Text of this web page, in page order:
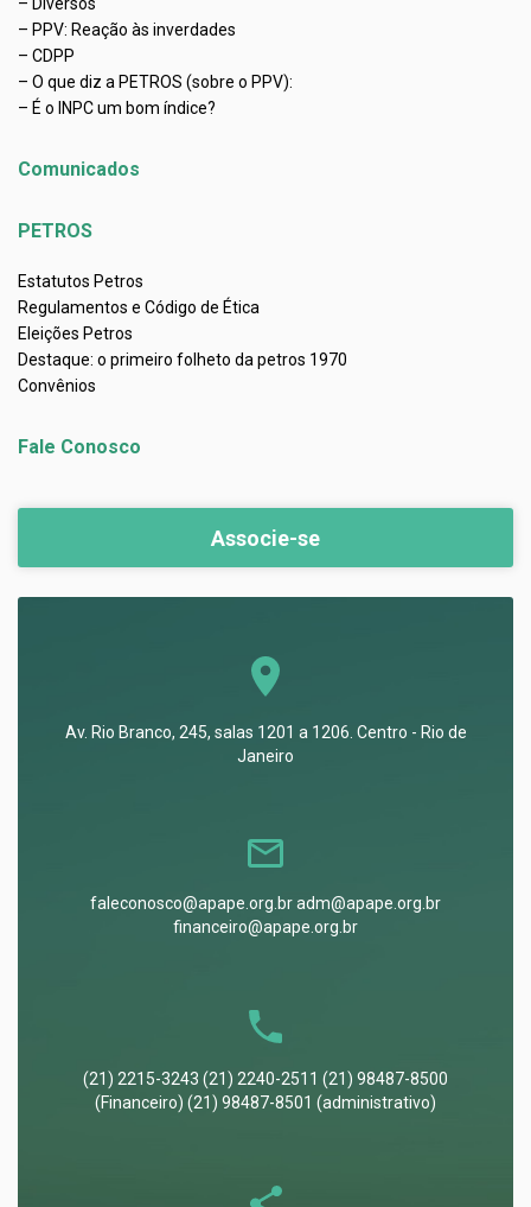
– PPV: Reação às inverdades
– CDPP
– O que diz a PETROS (sobre o PPV):
– É o INPC um bom índice?
Comunicados
PETROS
Estatutos Petros
Regulamentos e Código de Ética
Eleições Petros
Destaque: o primeiro folheto da petros 1970
Convênios
Fale Conosco
Associe-se
Av. Rio Branco, 245, salas 1201 a 1206. Centro - Rio de
Janeiro
faleconosco@apape.org.br adm@apape.org.br
financeiro@apape.org.br
(21) 2215-3243 (21) 2240-2511 (21) 98487-8500
(Financeiro) (21) 98487-8501 (administrativo)